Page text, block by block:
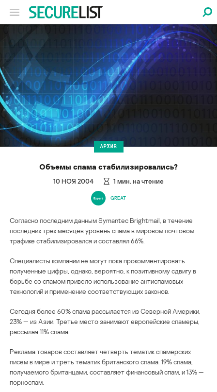
АРХИВ
Объемы спама стабилизировались?
10 НОЯ 2004 1 мин. на чтение
GREAT
Согласно последним данным Symantec Brightmail, в течение
последних трех месяцев уровень спама в мировом почтовом
трафике стабилизировался и составлял 66%.
Специалисты компании не могут пока прокомментировать
полученные цифры, однако, вероятно, к позитивному сдвигу в
борьбе со спамом привело использование антиспамовых
технологий и применение соответствующих законов.
Сегодня более 60% спама рассылается из Северной Америки,
23% — из Азии. Третье место занимают европейские спамеры,
рассылая 11% спама.
Реклама товаров составляет четверть тематик спамерских
писем в мире и треть тематик британского спама. 19% спама,
получаемого британцами, составляет финансовый спам, и 13% —
порноспам.